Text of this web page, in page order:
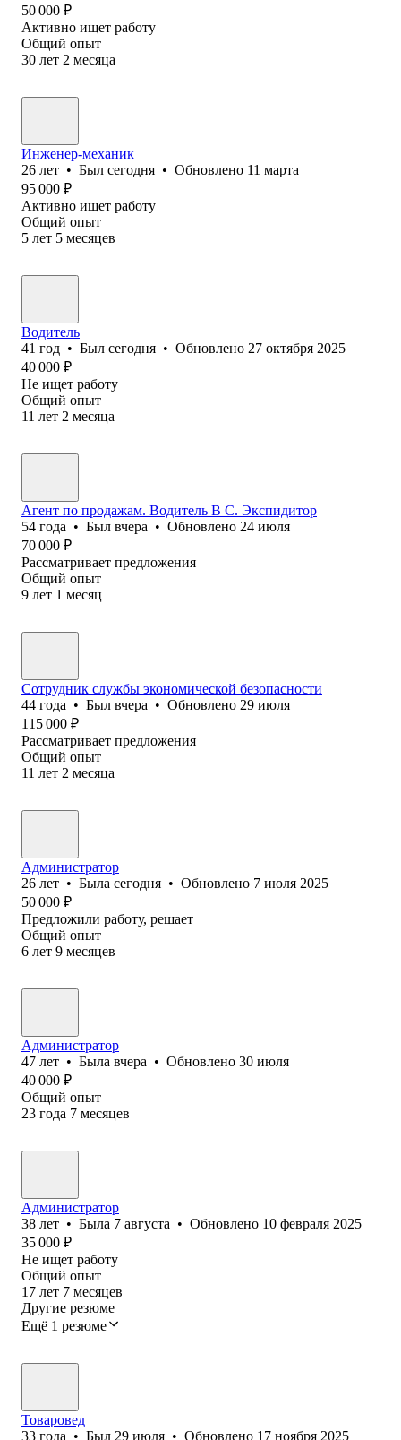
50 000 ₽
Активно ищет работу
Общий опыт
30 лет 2 месяца
Инженер-механик
26 лет • Был сегодня • Обновлено 11 марта
95 000 ₽
Активно ищет работу
Общий опыт
5 лет 5 месяцев
Водитель
41 год • Был сегодня • Обновлено 27 октября 2025
40 000 ₽
Не ищет работу
Общий опыт
11 лет 2 месяца
Агент по продажам. Водитель В С. Экспидитор
54 года • Был вчера • Обновлено 24 июля
70 000 ₽
Рассматривает предложения
Общий опыт
9 лет 1 месяц
Сотрудник службы экономической безопасности
44 года • Был вчера • Обновлено 29 июля
115 000 ₽
Рассматривает предложения
Общий опыт
11 лет 2 месяца
Администратор
26 лет • Была сегодня • Обновлено 7 июля 2025
50 000 ₽
Предложили работу, решает
Общий опыт
6 лет 9 месяцев
Администратор
47 лет • Была вчера • Обновлено 30 июля
40 000 ₽
Общий опыт
23 года 7 месяцев
Администратор
38 лет • Была 7 августа • Обновлено 10 февраля 2025
35 000 ₽
Не ищет работу
Общий опыт
17 лет 7 месяцев
Другие резюме
Ещё 1 резюме
Товаровед
33 года • Был 29 июля • Обновлено 17 ноября 2025